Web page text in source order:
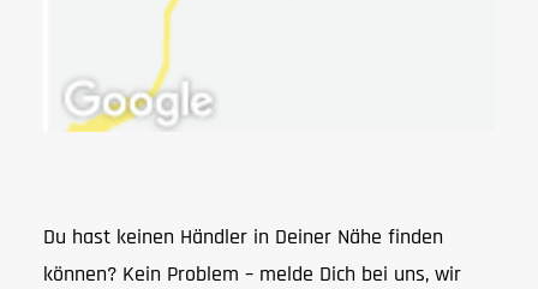
Du hast keinen Händler in Deiner Nähe finden
können? Kein Problem – melde Dich bei uns, wir